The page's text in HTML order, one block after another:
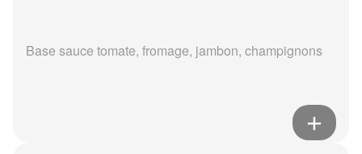
Base sauce tomate, fromage, jambon, champignons